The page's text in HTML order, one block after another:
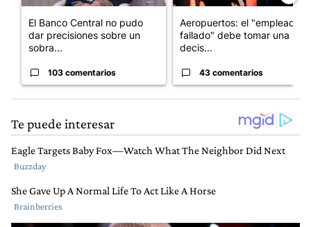
El Banco Central no pudo
dar precisiones sobre un
sobra...
103 comentarios
Aeropuertos: el "empleado
fallado" debe tomar una
decis...
43 comentarios